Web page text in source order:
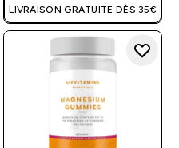
LIVRAISON GRATUITE DÈS 35€